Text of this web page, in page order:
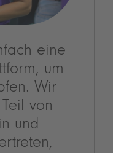
eine
um
Wir
von
und